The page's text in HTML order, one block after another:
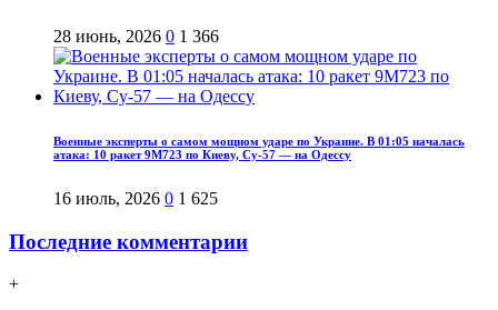
28 июнь, 2026 0 1 366
Военные эксперты о самом мощном ударе по Украине. В 01:05 началась
атака: 10 ракет 9М723 по Киеву, Су-57 — на Одессу
16 июль, 2026 0 1 625
Последние комментарии
+